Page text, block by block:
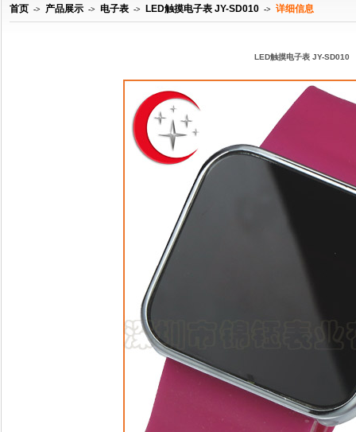
首页 -> 产品展示 -> 电子表 -> LED触摸电子表 JY-SD010 -> 详细信息
LED触摸电子表 JY-SD010